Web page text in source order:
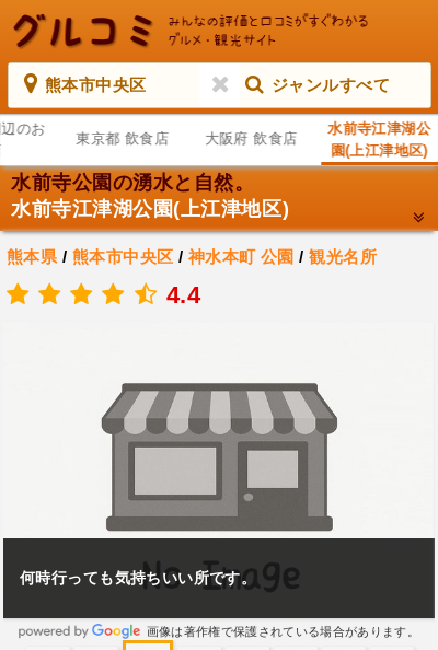
熊本市中央区 ジャンルすべて
のお
東京都 飲食店 大阪府 飲食店
水前寺江津湖公
園(上江津地区)
水前寺公園の湧水と自然。
水前寺江津湖公園(上江津地区)
熊本県 / 熊本市中央区 / 神水本町 公園 /観光名所
4.4
何時行っても気持ちいい所です。
画像は著作権で保護されている場合があります。